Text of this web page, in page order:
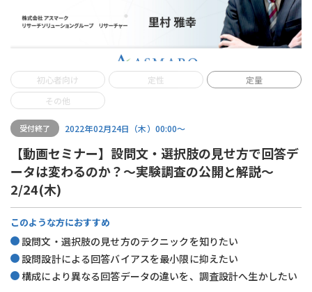
初心者向け 定性
定量
その他
受付終了 2022年02月24日（木）00:00〜
【動画セミナー】設問文・選択肢の見せ方で回答デ
ータは変わるのか？～実験調査の公開と解説～
2/24(木)
このような方におすすめ
設問文・選択肢の見せ方のテクニックを知りたい
設問設計による回答バイアスを最小限に抑えたい
構成により異なる回答データの違いを、調査設計へ生かしたい